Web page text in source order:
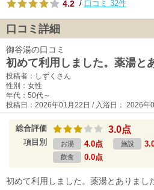
4.2 / 口コミ 32件
口コミ詳細
御谷湯の口コミ
初めて利用しました。薬湯と
投稿者：しずくさん
性別：女性
年代：50代～
投稿日：2026年01月22日 / 入浴日： 2026年
総合評価 3.0点
項目別 お湯 4.0点 施設
飲食 0.0点
初めて利用しました。薬湯とありまし